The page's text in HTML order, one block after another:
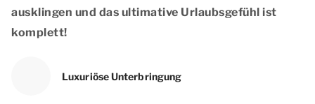
ausklingen und das ultimative Urlaubsgefühl ist
komplett!
Luxuriöse Unterbringung